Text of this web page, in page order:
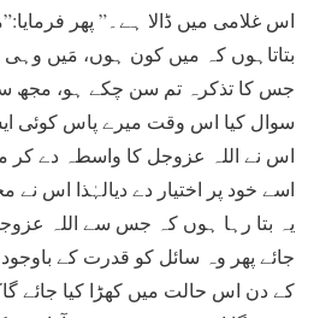
اس غلامی ميں ڈالا ہے۔” پھر
بتاتاہوں کہ ميں کون ہوں، مَیں
جس کا تذکرہ تم سن چکے ہو، مجھ
سوال کيا اس وقت ميرے پاس کوئی
اس نے اللہ عزوجل کا واسطہ دے کر
اسے خود پر اختيار دے ديالہٰذا اس نے
يہ بتا رہا ہوں کہ جس سے اللہ
جائے پھر وہ سائل کو قدرت کے
کے دن اس حالت ميں کھڑا کيا جائے